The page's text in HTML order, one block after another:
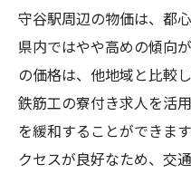
守谷駅周辺の物価は、都
県内ではやや高めの傾向
の価格は、他地域と比較
鉄筋工の寮付き求人を活
を緩和することができま
クセスが良好なため、交